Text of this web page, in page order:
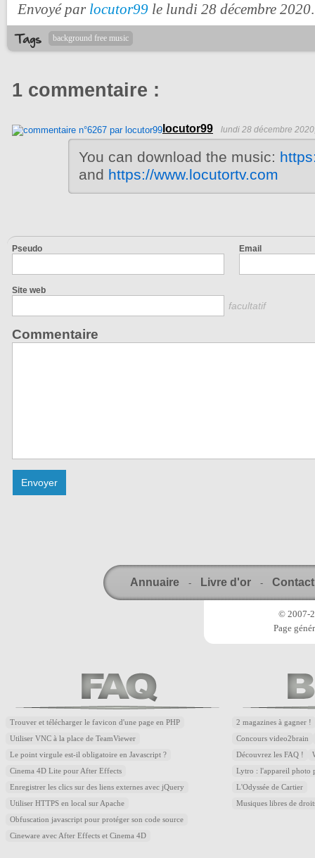
Envoyé par locutor99 le lundi 28 décembre 2020.
background free music
1 commentaire :
locutor99 lundi 28 décembre
You can download the music:
and https://www.locutortv.com
Pseudo Email
Site web
facultatif
Commentaire
Annuaire - Livre d'or - Contact
© 2007-
Page
Trouver et télécharger le favicon d'une page en PHP
Utiliser VNC à la place de TeamViewer
Le point virgule est-il obligatoire en Javascript ?
Cinema 4D Lite pour After Effects
Enregistrer les clics sur des liens externes avec jQuery
Utiliser HTTPS en local sur Apache
Obfuscation javascript pour protéger son code source
Cineware avec After Effects et Cinema 4D
2 magazines à gagner !
Concours video2brain
Découvrez les FAQ !
Lytro : l'appareil photo
L'Odyssée de Cartier
Musiques libres de